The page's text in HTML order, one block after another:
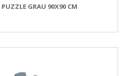
GRAU 90X90 CM